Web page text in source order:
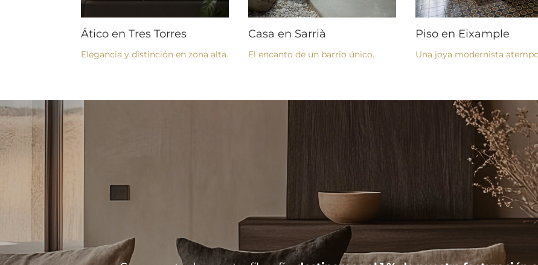
Ático en Tres Torres
Elegancia y distinción en zona alta.
Casa en Sarrià
El encanto de un barrio único.
Piso en Eixample
Una joya modernista